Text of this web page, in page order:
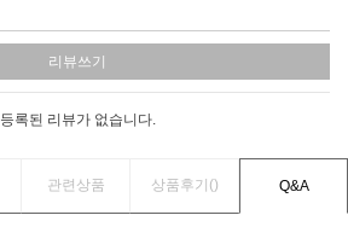
리뷰쓰기
등록된 리뷰가 없습니다.
관련상품 상품후기() Q&A